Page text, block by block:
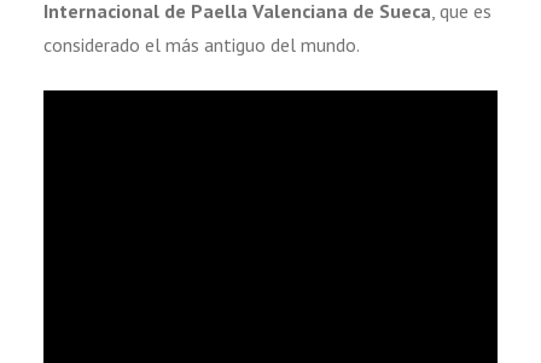
Internacional de Paella Valenciana de Sueca , que es
considerado el más antiguo del mundo.